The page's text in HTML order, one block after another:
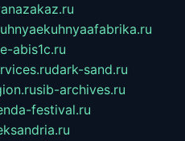
e-abis1c.ru
dark-sand.ru
sib-archives.ru
festival.ru